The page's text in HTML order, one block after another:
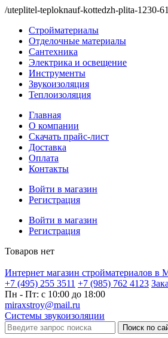
/uteplitel-teploknauf-kottedzh-plita-1230-
Стройматериалы
Отделочные материалы
Сантехника
Электрика и освещение
Инструменты
Звукоизоляция
Теплоизоляция
Главная
О компании
Скачать прайс-лист
Доставка
Оплата
Контакты
Войти в магазин
Регистрация
Войти в магазин
Регистрация
Товаров нет
Интернет магазин стройматериалов в
+7 (495) 255 3511 +7 (985) 762 4123
Пн - Пт: с 10:00 до 18:00
miraxstroy@mail.ru
Системы звукоизоляции
Поиск по